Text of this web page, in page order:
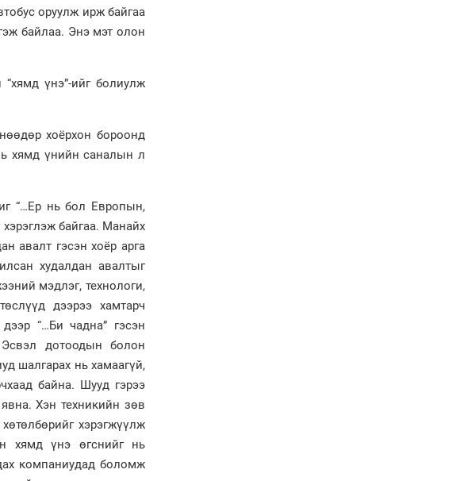
оруулж ирж байгаа
байлаа. Энэ мэт олон
үнэ”-ийг болиулж
хоёрхон бороонд
хямд үнийн саналын л
“…Ер нь бол Европын,
байгаа. Манайх
авалт гэсэн хоёр арга
худалдан авалтыг
мэдлэг, технологи,
дээрээ хамтарч
“…Би чадна” гэсэн
дотоодын болон
шалгарах нь хамаагүй,
байна. Шууд гэрээ
Хэн техникийн зөв
хэрэгжүүлж
хямд үнэ өгснийг нь
компаниудад боломж